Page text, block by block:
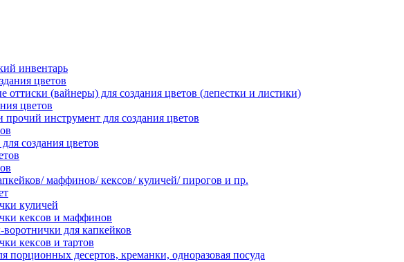
инвентарь
цветов
оттиски (вайнеры) для создания цветов (лепестки и листики)
цветов
инструмент для создания цветов
создания цветов
маффинов/ кексов/ куличей/ пирогов и пр.
куличей
кексов и маффинов
для капкейков
кексов и тартов
порционных десертов, креманки, одноразовая посуда